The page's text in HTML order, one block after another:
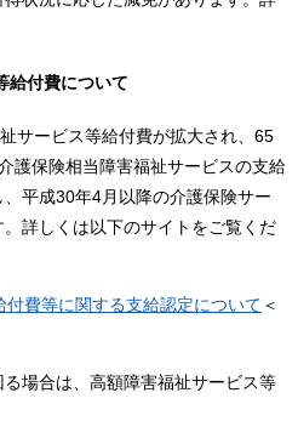
付費について
サービス等給付費が拡大され、65
護保険相当障害福祉サービスの支給
平成30年4月以降の介護保険サー
詳しくは以下のサイトをご覧くだ
費等に関する支給認定について ＜
場合は、高額障害福祉サービス等